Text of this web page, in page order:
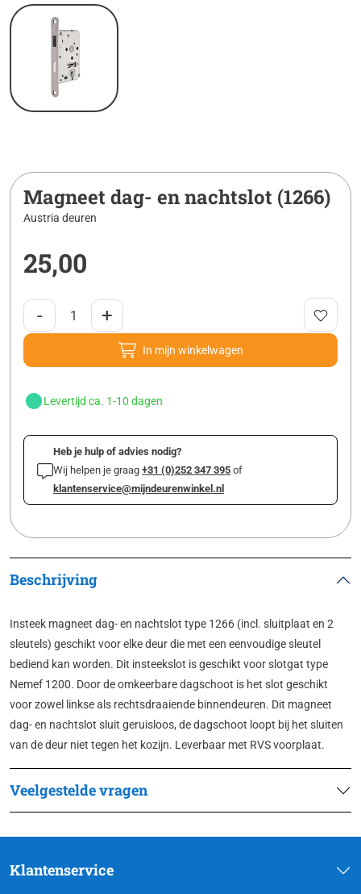
Magneet dag- en nachtslot (1266)
Austria deuren
25,00
- +
In mijn winkelwagen
Levertijd ca. 1-10 dagen
Heb je hulp of advies nodig?
Wij helpen je graag +31 (0)252 347 395 of
klantenservice@mijndeurenwinkel.nl
Beschrijving
Insteek magneet dag- en nachtslot type 1266 (incl. sluitplaat en 2
sleutels) geschikt voor elke deur die met een eenvoudige sleutel
bediend kan worden. Dit insteekslot is geschikt voor slotgat type
Nemef 1200. Door de omkeerbare dagschoot is het slot geschikt
voor zowel linkse als rechtsdraaiende binnendeuren. Dit magneet
dag- en nachtslot sluit geruisloos, de dagschoot loopt bij het sluiten
van de deur niet tegen het kozijn. Leverbaar met RVS voorplaat.
Veelgestelde vragen
Klantenservice